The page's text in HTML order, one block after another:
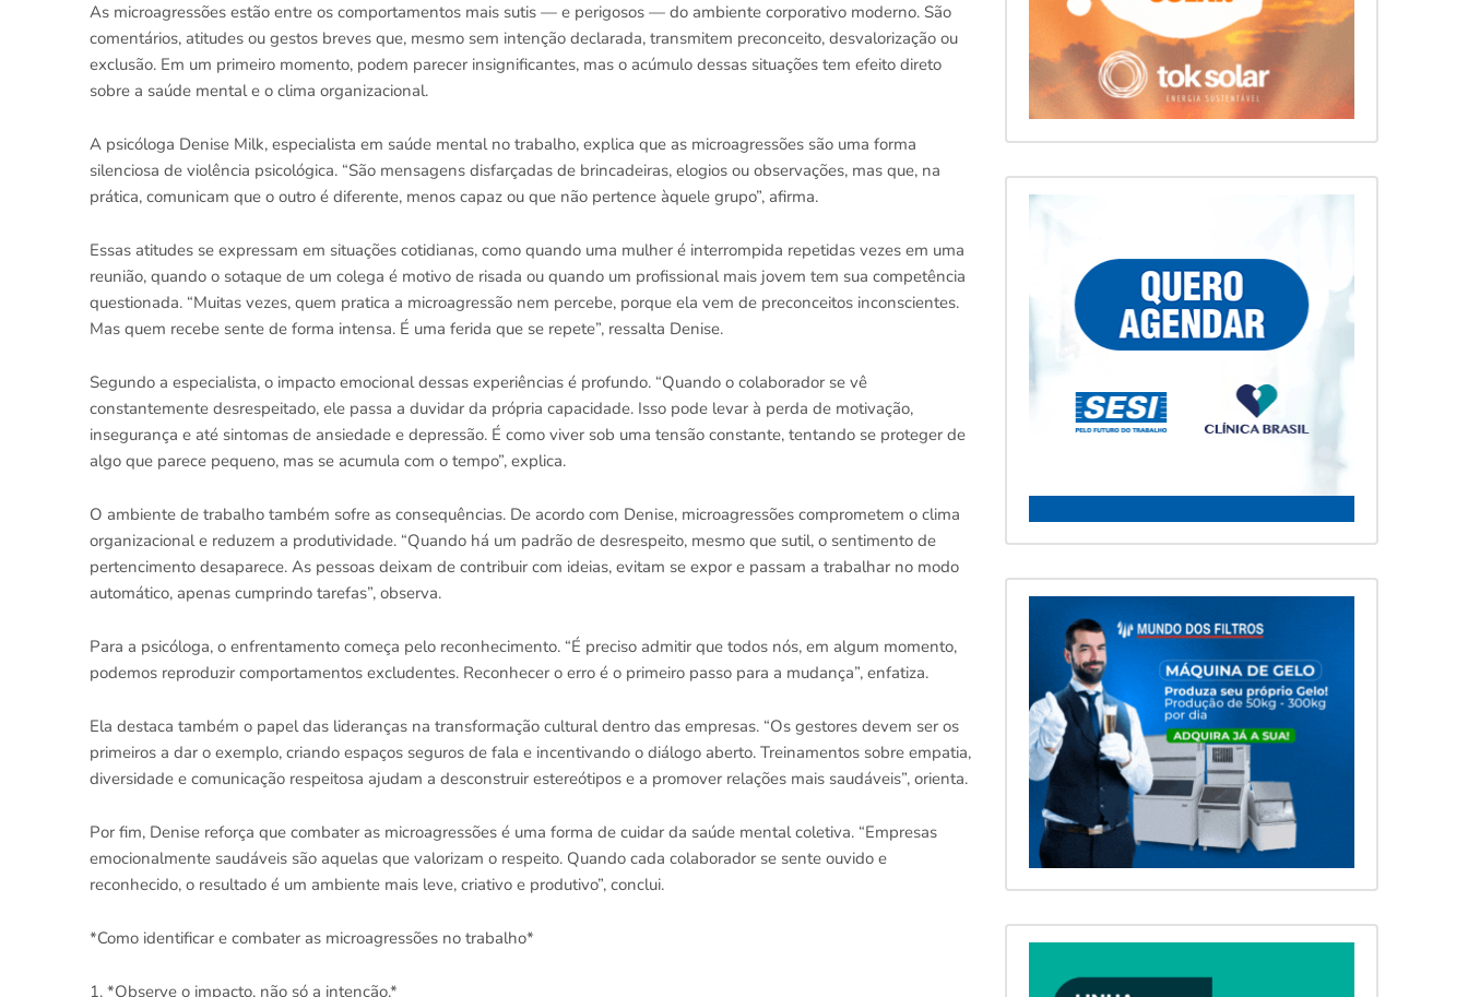
As microagressões estão entre os comportamentos mais sutis — e perigosos — do ambiente corporativo moderno. São
comentários, atitudes ou gestos breves que, mesmo sem intenção declarada, transmitem preconceito, desvalorização ou
exclusão. Em um primeiro momento, podem parecer insignificantes, mas o acúmulo dessas situações tem efeito direto
sobre a saúde mental e o clima organizacional.
A psicóloga Denise Milk, especialista em saúde mental no trabalho, explica que as microagressões são uma forma
silenciosa de violência psicológica. “São mensagens disfarçadas de brincadeiras, elogios ou observações, mas que, na
prática, comunicam que o outro é diferente, menos capaz ou que não pertence àquele grupo”, afirma.
Essas atitudes se expressam em situações cotidianas, como quando uma mulher é interrompida repetidas vezes em uma
reunião, quando o sotaque de um colega é motivo de risada ou quando um profissional mais jovem tem sua competência
questionada. “Muitas vezes, quem pratica a microagressão nem percebe, porque ela vem de preconceitos inconscientes.
Mas quem recebe sente de forma intensa. É uma ferida que se repete”, ressalta Denise.
Segundo a especialista, o impacto emocional dessas experiências é profundo. “Quando o colaborador se vê
constantemente desrespeitado, ele passa a duvidar da própria capacidade. Isso pode levar à perda de motivação,
insegurança e até sintomas de ansiedade e depressão. É como viver sob uma tensão constante, tentando se proteger de
algo que parece pequeno, mas se acumula com o tempo”, explica.
O ambiente de trabalho também sofre as consequências. De acordo com Denise, microagressões comprometem o clima
organizacional e reduzem a produtividade. “Quando há um padrão de desrespeito, mesmo que sutil, o sentimento de
pertencimento desaparece. As pessoas deixam de contribuir com ideias, evitam se expor e passam a trabalhar no modo
automático, apenas cumprindo tarefas”, observa.
Para a psicóloga, o enfrentamento começa pelo reconhecimento. “É preciso admitir que todos nós, em algum momento,
podemos reproduzir comportamentos excludentes. Reconhecer o erro é o primeiro passo para a mudança”, enfatiza.
Ela destaca também o papel das lideranças na transformação cultural dentro das empresas. “Os gestores devem ser os
primeiros a dar o exemplo, criando espaços seguros de fala e incentivando o diálogo aberto. Treinamentos sobre empatia,
diversidade e comunicação respeitosa ajudam a desconstruir estereótipos e a promover relações mais saudáveis”, orienta.
Por fim, Denise reforça que combater as microagressões é uma forma de cuidar da saúde mental coletiva. “Empresas
emocionalmente saudáveis são aquelas que valorizam o respeito. Quando cada colaborador se sente ouvido e
reconhecido, o resultado é um ambiente mais leve, criativo e produtivo”, conclui.
*Como identificar e combater as microagressões no trabalho*
1. *Observe o impacto, não só a intenção.*